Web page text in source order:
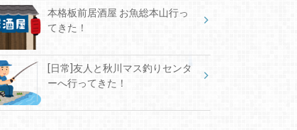
本格板前居酒屋 お魚総本山行っ
てきた！
[日常]友人と秋川マス釣りセンタ
ーへ行ってきた！